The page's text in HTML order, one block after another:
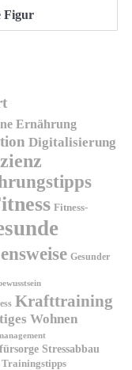
Figur
Ernährung
Digitalisierung
Fitness-
Gesunder
Krafttraining
Wohnen
Stressabbau
Trainingstipps